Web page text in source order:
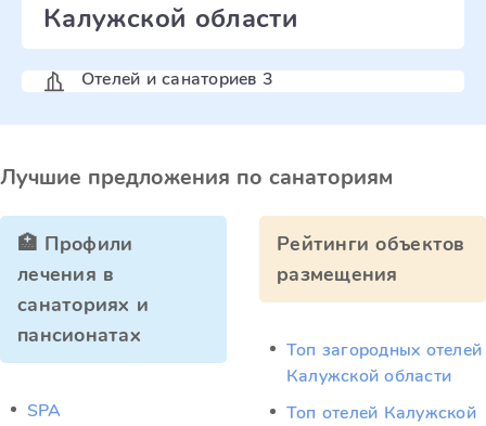
Калужской области
Отелей и санаториев 3
Лучшие предложения по санаториям
🏥 Профили
лечения в
санаториях и
пансионатах
SPA
Рейтинги объектов
размещения
Топ загородных отелей
Калужской области
Топ отелей Калужской